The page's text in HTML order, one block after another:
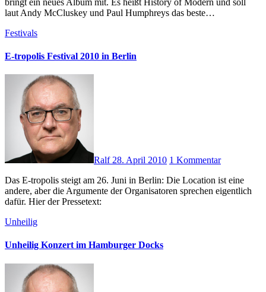
laut Andy McCluskey und Paul Humphreys das beste…
Festivals
E-tropolis Festival 2010 in Berlin
Ralf 28. April 2010 1 Kommentar
Das E-tropolis steigt am 26. Juni in Berlin: Die Location ist eine
andere, aber die Argumente der Organisatoren sprechen eigentlich
dafür. Hier der Pressetext:
Unheilig
Unheilig Konzert im Hamburger Docks